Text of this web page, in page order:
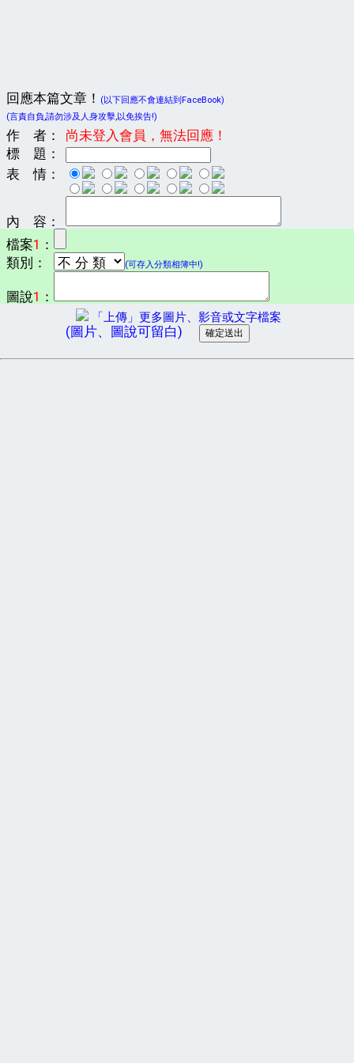
回應本篇文章！
(以下回應不會連結到FaceBook)
(言責自負,請勿涉及人身攻擊,以免挨告!)
作 者：
尚未登入會員，無法回應！
標 題：
表 情：
內 容：
檔案1 ：
類別：
(可存入分類相簿中!)
圖說1 ：
「上傳」更多圖片、影音或文字檔案
(圖片、圖說可留白)